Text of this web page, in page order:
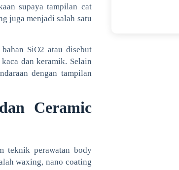
supaya tampilan cat
juga menjadi salah satu
SiO2 atau disebut
dan keramik. Selain
dengan tampilan
Ceramic
teknik perawatan body
waxing, nano coating